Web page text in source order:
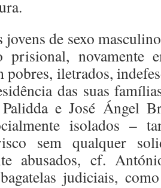
jovens de sexo
prisional, novamente
pobres, iletrados,
das suas
e José Ángel
isolados –
sem qualquer
abusados, cf.
judiciais,